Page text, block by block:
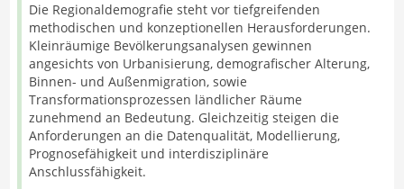
Die Regionaldemografie steht vor tiefgreifenden
methodischen und konzeptionellen Herausforderungen.
Kleinräumige Bevölkerungsanalysen gewinnen
angesichts von Urbanisierung, demografischer Alterung,
Binnen- und Außenmigration, sowie
Transformationsprozessen ländlicher Räume
zunehmend an Bedeutung. Gleichzeitig steigen die
Anforderungen an die Datenqualität, Modellierung,
Prognosefähigkeit und interdisziplinäre
Anschlussfähigkeit.